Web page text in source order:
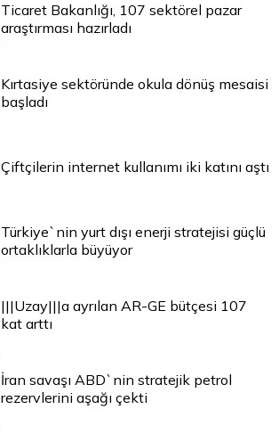
Ticaret Bakanlığı, 107 sektörel pazar
araştırması hazırladı
Kırtasiye sektöründe okula dönüş mesaisi
başladı
Çiftçilerin internet kullanımı iki katını aştı
Türkiye`nin yurt dışı enerji stratejisi güçlü
ortaklıklarla büyüyor
|||Uzay|||a ayrılan AR-GE bütçesi 107
kat arttı
İran savaşı ABD`nin stratejik petrol
rezervlerini aşağı çekti